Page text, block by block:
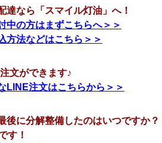
達なら「スマイル灯油」へ！
中の方はまずこちらへ＞＞
方法などはこちら＞＞
文ができます♪
LINE注文はこちらから＞＞
後に分解整備したのはいつですか？
す！